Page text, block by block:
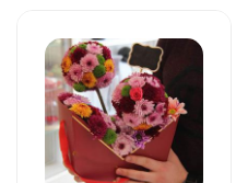
Специальный дизайн